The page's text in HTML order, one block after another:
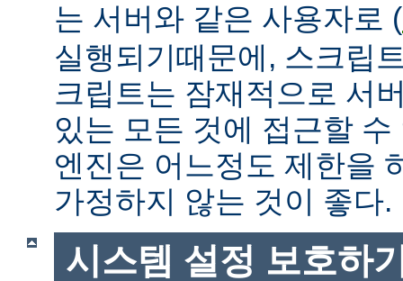
는 서버와 같은 사용자로 (
실행되기때문에, 스크립
크립트는 잠재적으로 서
있는 모든 것에 접근할
엔진은 어느정도 제한을
가정하지 않는 것이 좋다.
시스템 설정 보호하